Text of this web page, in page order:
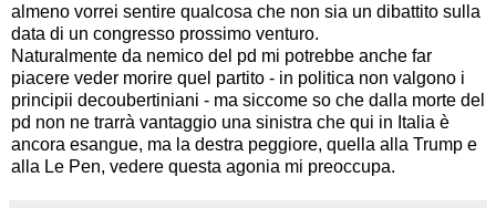
almeno vorrei sentire qualcosa che non sia un dibattito sulla
data di un congresso prossimo venturo.
Naturalmente da nemico del pd mi potrebbe anche far
piacere veder morire quel partito - in politica non valgono i
principii decoubertiniani - ma siccome so che dalla morte del
pd non ne trarrà vantaggio una sinistra che qui in Italia è
ancora esangue, ma la destra peggiore, quella alla Trump e
alla Le Pen, vedere questa agonia mi preoccupa.